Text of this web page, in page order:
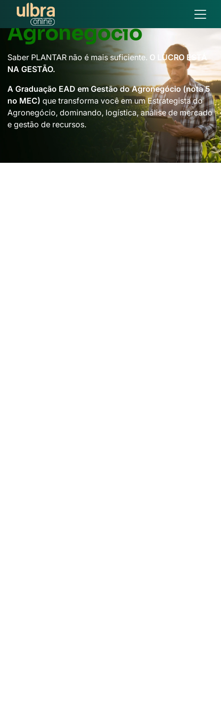
Gestão do
Agronegócio
Saber PLANTAR não é mais suficiente. O LUCRO ESTÁ
NA GESTÃO.
A Graduação EAD em Gestão do Agronegócio (nota 5
no MEC) que transforma você em um Estrategista do
Agronegócio, dominando, logística, análise de mercado
e gestão de recursos.